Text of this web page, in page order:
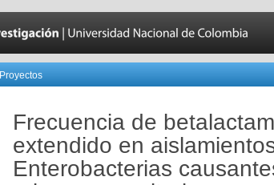
Proyectos
Frecuencia de
extendido en
Enterobacterias